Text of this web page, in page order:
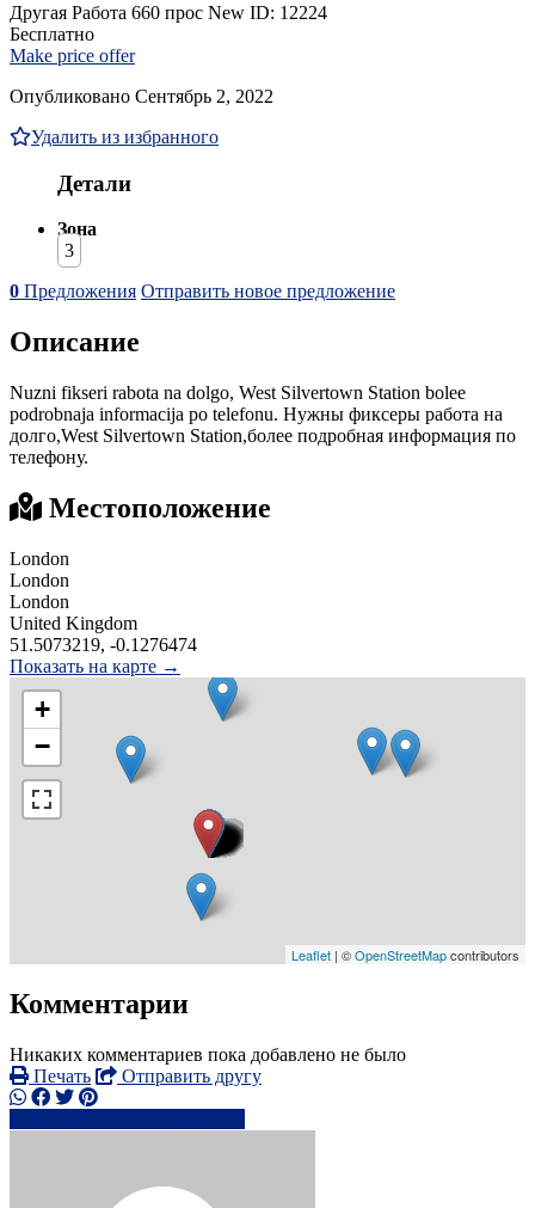
Другая Работа 660 прос New ID: 12224
Бесплатно
Make price offer
Опубликовано Сентябрь 2, 2022
Удалить из избранного
Детали
Зона
3
0 Предложения Отправить новое предложение
Описание
Nuzni fikseri rabota na dolgo, West Silvertown Station bolee
podrobnaja informacija po telefonu. Нужны фиксеры работа на
долго,West Silvertown Station,более подробная информация по
телефону.
Местоположение
London
London
London
United Kingdom
51.5073219, -0.1276474
Показать на карте →
+
−
Leaflet | ©OpenStreetMapcontributors
Комментарии
Никаких комментариев пока добавлено не было
Печать
Отправить другу